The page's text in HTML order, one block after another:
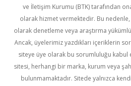
ve İletişim Kurumu (BTK) tarafından
olarak hizmet vermektedir. Bu
olarak denetleme veya araştırma
Ancak, üyelerimiz yazdıkları içeriklerin
siteye üye olarak bu sorumluluğu kabul
sitesi, herhangi bir marka, kurum veya
bulunmamaktadır. Sitede yalnızca